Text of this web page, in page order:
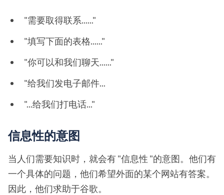
"需要取得联系......"
"填写下面的表格......"
"你可以和我们聊天......"
"给我们发电子邮件...
"...给我们打电话..."
信息性的意图
当人们需要知识时，就会有 "信息性 "的意图。他们有
一个具体的问题，他们希望外面的某个网站有答案。
因此，他们求助于谷歌。